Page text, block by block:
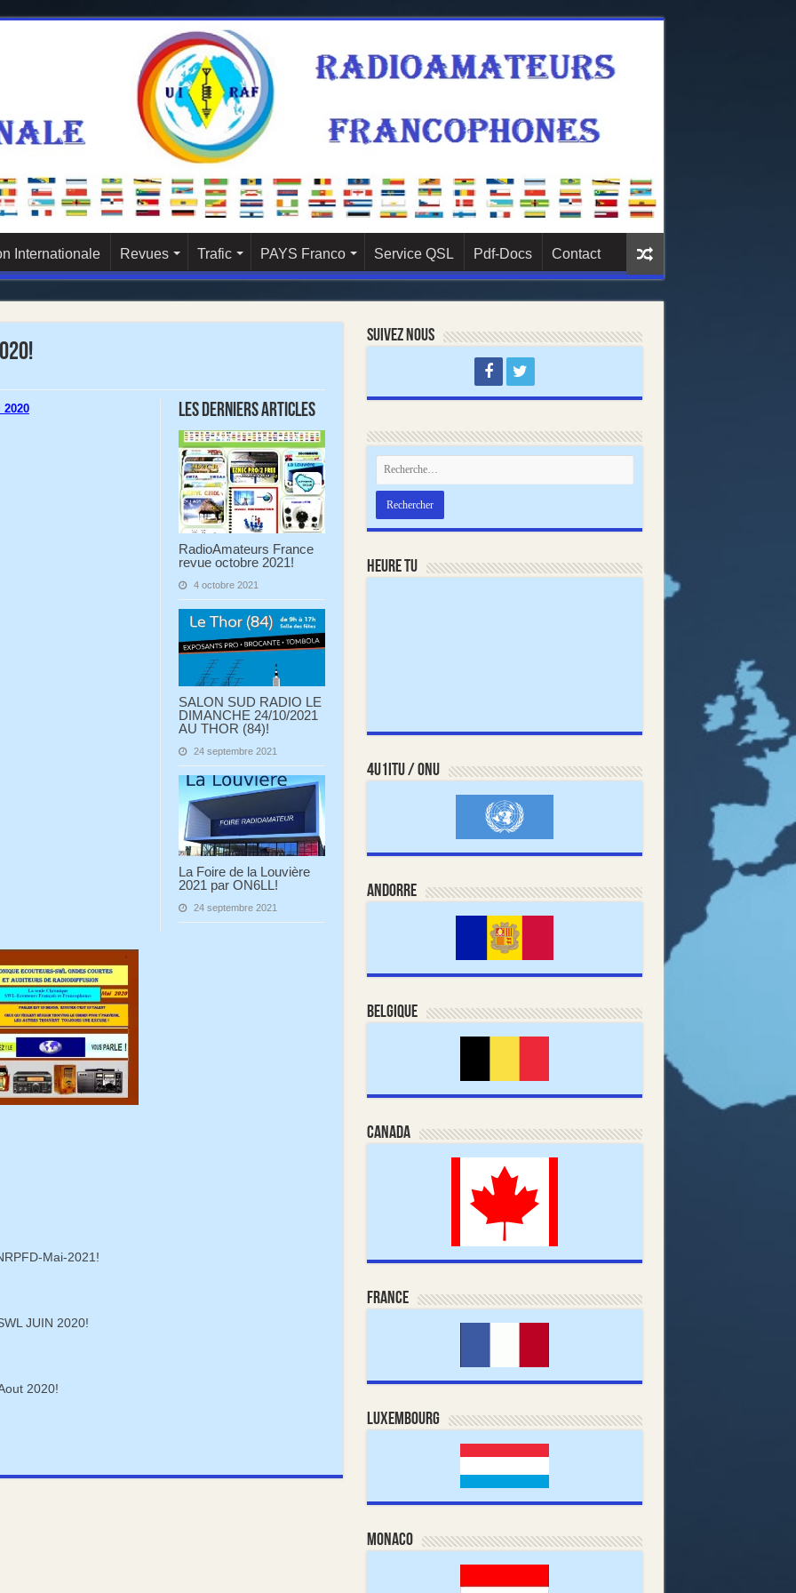
Internationale Revues Trafic PAYS Franco Service QSL Pdf-Docs Contact
Les derniers articles
RadioAmateurs France
revue octobre 2021!
4 octobre 2021
SALON SUD RADIO LE
DIMANCHE 24/10/2021
AU THOR (84)!
24 septembre 2021
La Foire de la Louvière
2021 par ON6LL!
24 septembre 2021
2020
Mai-2021!
JUIN 2020!
2020!
Suivez nous
Heure TU
4U1ITU / ONU
Andorre
Belgique
Canada
France
Luxembourg
Monaco